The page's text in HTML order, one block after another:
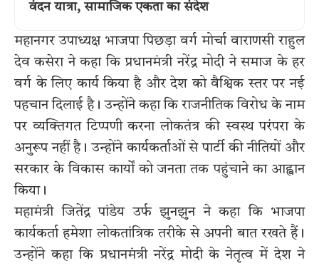
वंदन यात्रा, सामाजिक एकता का संदेश
महानगर उपाध्यक्ष भाजपा पिछड़ा वर्ग मोर्चा वाराणसी राहुल
देव कसेरा ने कहा कि प्रधानमंत्री नरेंद्र मोदी ने समाज के हर
वर्ग के लिए कार्य किया है और देश को वैश्विक स्तर पर नई
पहचान दिलाई है। उन्होंने कहा कि राजनीतिक विरोध के नाम
पर व्यक्तिगत टिप्पणी करना लोकतंत्र की स्वस्थ परंपरा के
अनुरूप नहीं है। उन्होंने कार्यकर्ताओं से पार्टी की नीतियों और
सरकार के विकास कार्यों को जनता तक पहुंचाने का आह्वान
किया।
महामंत्री जितेंद्र पांडेय उर्फ झुनझुन ने कहा कि भाजपा
कार्यकर्ता हमेशा लोकतांत्रिक तरीके से अपनी बात रखते हैं।
उन्होंने कहा कि प्रधानमंत्री नरेंद्र मोदी के नेतृत्व में देश ने